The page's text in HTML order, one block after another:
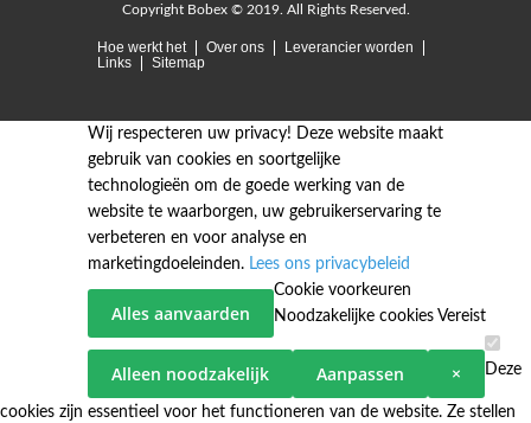
Copyright Bobex © 2019. All Rights Reserved.
Hoe werkt het Over ons
Leverancier worden
Links
Sitemap
Wij respecteren uw privacy! Deze website maakt
gebruik van cookies en soortgelijke
technologieën om de goede werking van de
website te waarborgen, uw gebruikerservaring te
verbeteren en voor analyse en
marketingdoeleinden. Lees ons privacybeleid
Alles aanvaarden
Alleen noodzakelijk Aanpassen
Cookie voorkeuren
×
Noodzakelijke cookies Vereist
Deze
cookies zijn essentieel voor het functioneren van de website. Ze stellen